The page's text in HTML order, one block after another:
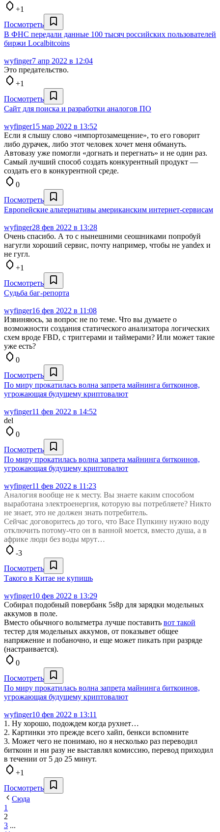
+1
Посмотреть
В ФНС передали данные 100 тысяч российских пользователей
биржи Localbitcoins
wyfinger7 апр 2022 в 12:04
Это предательство.
+1
Посмотреть
Сайт для поиска и разработки аналогов ПО
wyfinger15 мар 2022 в 13:52
Если я слышу слово «импортозамещение», то его говорит
либо дурачек, либо этот человек хочет меня обмануть.
Автовазу уже помогли «догнать и перегнать» и не один раз.
Самый лучший способ создать конкурентный продукт —
создать его в конкурентной среде.
0
Посмотреть
Европейские альтернативы американским интернет-сервисам
wyfinger28 фев 2022 в 13:28
Очень спасибо. А то с нынешними сеошниками попробуй
нагугли хороший сервис, почту например, чтобы не yandex и
не гугл.
+1
Посмотреть
Судьба баг-репорта
wyfinger16 фев 2022 в 11:08
Извиняюсь, за вопрос не по теме. Что вы думаете о
возможности создания статического анализатора логических
схем вроде FBD, с триггерами и таймерами? Или может такие
уже есть?
0
Посмотреть
По миру прокатилась волна запрета майнинга биткоинов,
угрожающая будущему криптовалют
wyfinger11 фев 2022 в 14:52
del
0
Посмотреть
По миру прокатилась волна запрета майнинга биткоинов,
угрожающая будущему криптовалют
wyfinger11 фев 2022 в 11:23
Аналогия вообще не к месту. Вы знаете каким способом
выработана электроенергия, которую вы потребляете? Никто
не знает, это не должен знать потребитель.
Сейчас договоритесь до того, что Васе Пупкину нужно воду
отключить потому-что он в ванной моется, вместо душа, а в
африке люди без воды мрут…
-3
Посмотреть
Такого в Китае не купишь
wyfinger10 фев 2022 в 13:29
Собирал подобный повербанк 5s8p для зарядки модельных
аккумов в поле.
Вместо обычного вольтметра лучше поставить вот такой
тестер для модельных аккумов, от показывет общее
напряжение и побаночно, и еще может пикать при разряде
(настраивается).
0
Посмотреть
По миру прокатилась волна запрета майнинга биткоинов,
угрожающая будущему криптовалют
wyfinger10 фев 2022 в 13:11
1. Ну хорошо, подождем когда рухнет…
2. Картинки это прежде всего хайп, бенкси вспомните
3. Может чего не понимаю, но я несколько раз переводил
биткоин и ни разу не выставлял комиссию, перевод приходил
в течении от 5 до 25 минут.
+1
Посмотреть
Сюда
1
2
3 ...